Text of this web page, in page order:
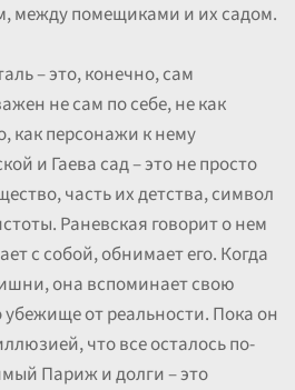
между помещиками и их садом.
– это, конечно, сам
не сам по себе, не как
как персонажи к нему
и Гаева сад – это не просто
часть их детства, символ
Раневская говорит о нем
с собой, обнимает его. Когда
она вспоминает свою
убежище от реальности. Пока он
что все осталось по-
Париж и долги – это